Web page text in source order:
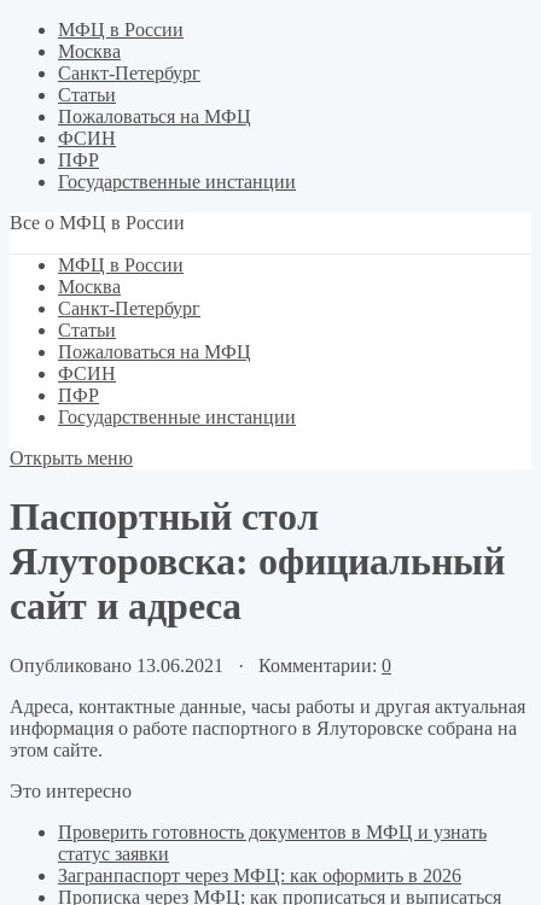
МФЦ в России
Москва
Санкт-Петербург
Статьи
Пожаловаться на МФЦ
ФСИН
ПФР
Государственные инстанции
Все о МФЦ в России
МФЦ в России
Москва
Санкт-Петербург
Статьи
Пожаловаться на МФЦ
ФСИН
ПФР
Государственные инстанции
Открыть меню
Паспортный стол
Ялуторовска: официальный
сайт и адреса
Опубликовано 13.06.2021 · Комментарии: 0
Адреса, контактные данные, часы работы и другая актуальная
информация о работе паспортного в Ялуторовске собрана на
этом сайте.
Это интересно
Проверить готовность документов в МФЦ и узнать
статус заявки
Загранпаспорт через МФЦ: как оформить в 2026
Прописка через МФЦ: как прописаться и выписаться